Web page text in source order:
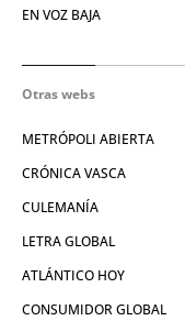
EN VOZ BAJA
Otras webs
METRÓPOLI ABIERTA
CRÓNICA VASCA
CULEMANÍA
LETRA GLOBAL
ATLÁNTICO HOY
CONSUMIDOR GLOBAL